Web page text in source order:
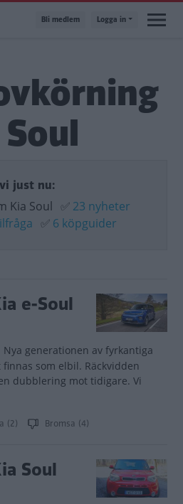
Bli medlem Logga in
just nu:
Kia Soul ✅ 23 nyheter
✅ 6 köpguider
e-Soul
Nya generationen av fyrkantiga
som elbil. Räckvidden
dubblering mot tidigare. Vi
(2) Bromsa (4)
Soul